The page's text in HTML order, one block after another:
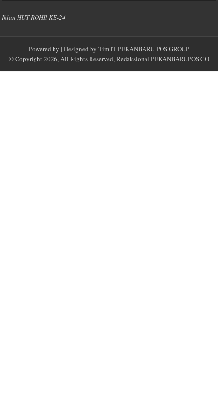
Iklan HUT ROHIl KE-24
Powered by | Designed by Tim IT PEKANBARU POS GROUP
© Copyright 2026, All Rights Reserved, Redaksional PEKANBARUPOS.CO